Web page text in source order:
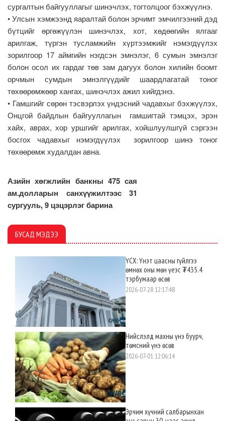
сургалтын байгууллагыг шинэчлэх, тогтолцоог бэхжүүлнэ.
• Улсын хэмжээнд яаралтай болон эрчимт эмчилгээний дэд
бүтцийг өргөжүүлэн шинэчлэх, хот, хөдөөгийн ялгааг
арилгаж, түргэн тусламжийн хүртээмжийг нэмэгдүүлэх
зорилгоор 17 аймгийн нэгдсэн эмнэлэг, 6 сумын эмнэлэг
болон осол их гардаг төв зам дагуух болон хилийн боомт
орчмын сумдын эмнэлгүүдийг шаардлагатай тоног
төхөөрөмжөөр хангах, шинэчлэх ажил хийгдэнэ.
• Гамшгийг сөрөн тэсвэрлэх үндэсний чадавхыг бэхжүүлэх,
Онцгой байдлын байгууллагын гамшигтай тэмцэх, эрэн
хайх, аврах, хор уршгийг арилгах, хойшлуулшгүй сэргээн
босгох чадавхыг нэмэгдүүлэх зорилгоор шинэ тоног
төхөөрөмж худалдан авна.
Азийн хөгжлийн банкны 475 сая
ам.долларын санхүүжилтээс 31
сургууль, 9 цэцэрлэг барина
БУСАД МЭДЭЭ
ҮСХ: Үнэт цаасны гүйлгээ
өмнөх оны мөн үеэс ₮435.4
тэрбумаар өсөв
2026-07-28 12:17:48
Нийслэлд махны үнэ буурч,
төмсний үнэ өсөв
2026-07-01 12:06:14
Эрчим хүчний салбарынхан